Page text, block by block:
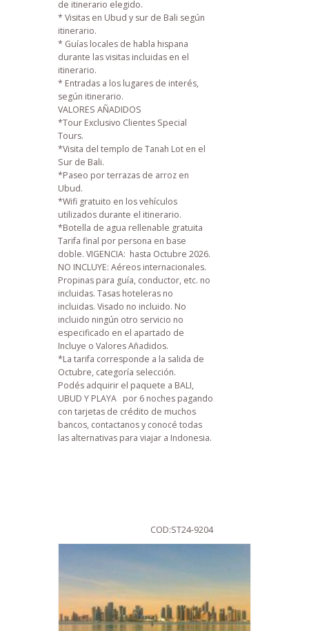
de itinerario elegido.
* Visitas en Ubud y sur de Bali según
itinerario.
* Guías locales de habla hispana
durante las visitas incluidas en el
itinerario.
* Entradas a los lugares de interés,
según itinerario.
VALORES AÑADIDOS
*Tour Exclusivo Clientes Special
Tours.
*Visita del templo de Tanah Lot en el
Sur de Bali.
*Paseo por terrazas de arroz en
Ubud.
*Wifi gratuito en los vehículos
utilizados durante el itinerario.
*Botella de agua rellenable gratuita
Tarifa final por persona en base
doble. VIGENCIA: hasta Octubre 2026.
NO INCLUYE: Aéreos internacionales.
Propinas para guía, conductor, etc. no
incluidas. Tasas hoteleras no
incluidas. Visado no incluido. No
incluido ningún otro servicio no
especificado en el apartado de
Incluye o Valores Añadidos.
*La tarifa corresponde a la salida de
Octubre, categoría selección.
Podés adquirir el paquete a BALI,
UBUD Y PLAYA por 6 noches pagando
con tarjetas de crédito de muchos
bancos, contactanos y conocé todas
las alternativas para viajar a Indonesia.
COD:ST24-9204